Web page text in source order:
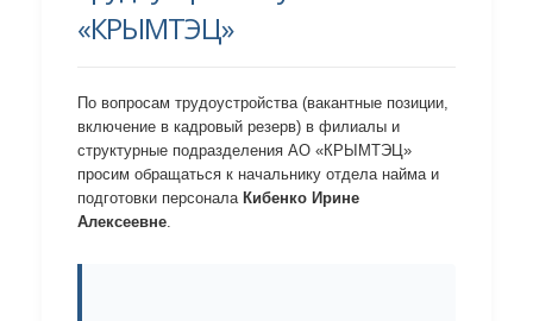
«КРЫМТЭЦ»
По вопросам трудоустройства (вакантные позиции,
включение в кадровый резерв) в филиалы и
структурные подразделения АО «КРЫМТЭЦ»
просим обращаться к начальнику отдела найма и
подготовки персонала Кибенко Ирине
Алексеевне.